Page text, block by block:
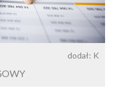
dodał: K